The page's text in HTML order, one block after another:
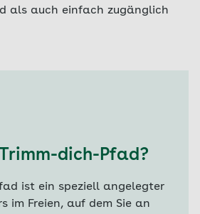
als auch einfach zugänglich
dich-Pfad?
ist ein speziell angelegter
im Freien, auf dem Sie an